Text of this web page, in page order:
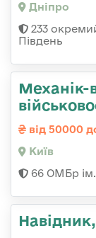
Дніпро
233
Південь
Механік-
від 50000
Київ
66 ОМБр